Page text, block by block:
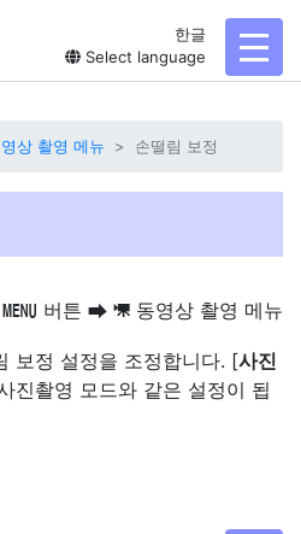
한글
Select language
상 촬영 메뉴 손떨림 보정
G 버튼 U 1 동영상 촬영 메뉴
보정 설정을 조정합니다. [사진
진촬영 모드와 같은 설정이 됩